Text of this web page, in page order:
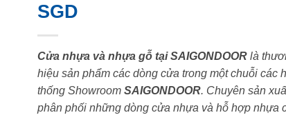
SGD
Cửa nhựa và nhựa gỗ tại SAIGONDOORlà
hiệu sản phẩm các dòng cửa trong một chuỗi các
thống Showroom SAIGONDOOR. Chuyên sản
phân phối những dòng cửa nhựa và hỗ hợp nhựa